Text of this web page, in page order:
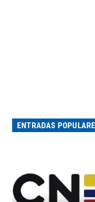
ENTRADAS